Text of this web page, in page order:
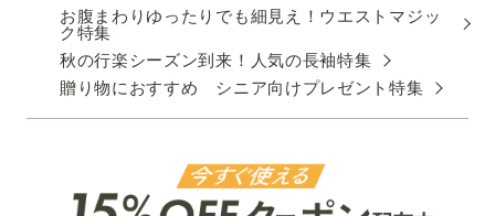
お腹まわりゆったりでも細見え！ウエストマジッ
ク特集
秋の行楽シーズン到来！人気の長袖特集
贈り物におすすめ シニア向けプレゼント特集
ジャケット